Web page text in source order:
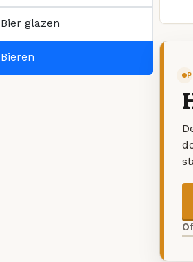
Bier glazen
Bieren